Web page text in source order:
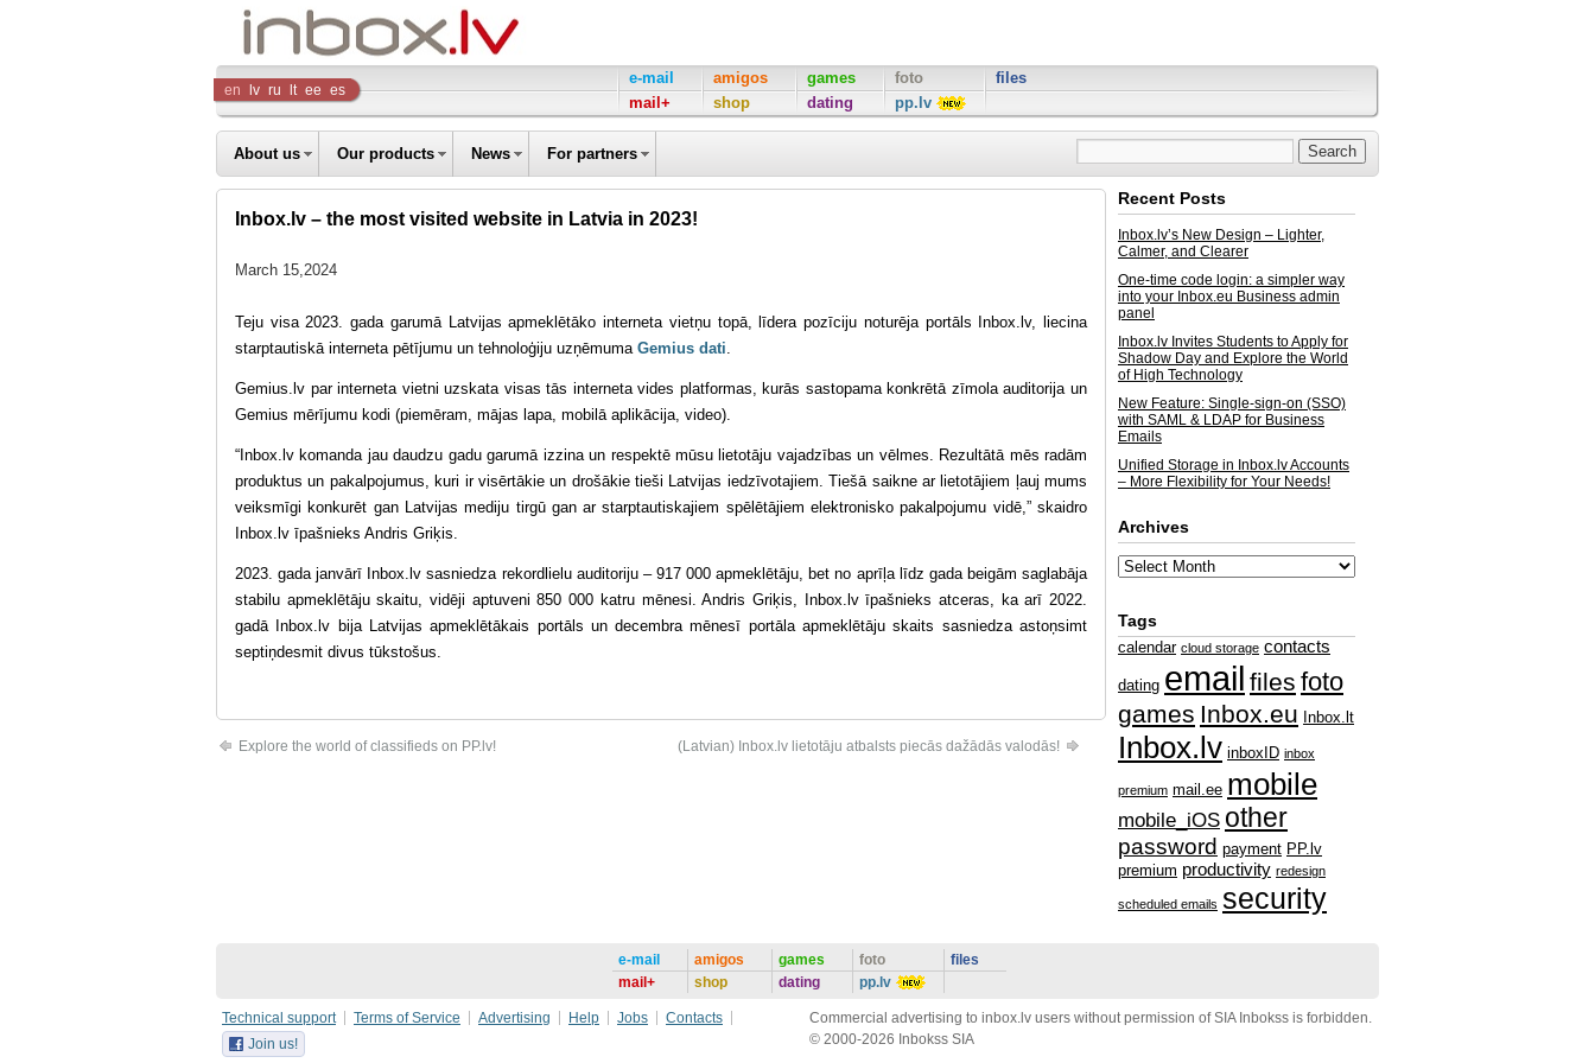
Inbox
Company
en lv ru lt ee es
e-mail
mail+
amigos
shop
games
dating
foto
pp.lv
files
About us Our products News For partners
Inbox.lv – the most visited website in Latvia in 2023!
March 15,2024
Teju visa 2023. gada garumā Latvijas apmeklētāko interneta vietņu topā, līdera pozīciju noturēja portāls Inbox.lv, liecina
starptautiskā interneta pētījumu un tehnoloģiju uzņēmuma Gemius dati.
Gemius.lv par interneta vietni uzskata visas tās interneta vides platformas, kurās sastopama konkrētā zīmola auditorija un
Gemius mērījumu kodi (piemēram, mājas lapa, mobilā aplikācija, video).
“Inbox.lv komanda jau daudzu gadu garumā izzina un respektē mūsu lietotāju vajadzības un vēlmes. Rezultātā mēs radām
produktus un pakalpojumus, kuri ir visērtākie un drošākie tieši Latvijas iedzīvotajiem. Tiešā saikne ar lietotājiem ļauj mums
veiksmīgi konkurēt gan Latvijas mediju tirgū gan ar starptautiskajiem spēlētājiem elektronisko pakalpojumu vidē,” skaidro
Inbox.lv īpašnieks Andris Griķis.
2023. gada janvārī Inbox.lv sasniedza rekordlielu auditoriju – 917 000 apmeklētāju, bet no aprīļa līdz gada beigām saglabāja
stabilu apmeklētāju skaitu, vidēji aptuveni 850 000 katru mēnesi. Andris Griķis, Inbox.lv īpašnieks atceras, ka arī 2022.
gadā Inbox.lv bija Latvijas apmeklētākais portāls un decembra mēnesī portāla apmeklētāju skaits sasniedza astoņsimt
septiņdesmit divus tūkstošus.
Explore the world of classifieds on PP.lv! (Latvian) Inbox.lv lietotāju atbalsts piecās dažādās valodās!
Recent Posts
Inbox.lv’s New Design – Lighter,
Calmer, and Clearer
One-time code login: a simpler way
into your Inbox.eu Business admin
panel
Inbox.lv Invites Students to Apply for
Shadow Day and Explore the World
of High Technology
New Feature: Single-sign-on (SSO)
with SAML & LDAP for Business
Emails
Unified Storage in Inbox.lv Accounts
– More Flexibility for Your Needs!
Archives
Tags
calendar cloud storage contacts
dating email files foto
games Inbox.eu Inbox.lt
Inbox.lv inboxID inbox
premium mail.ee mobile
mobile_iOS other
password payment PP.lv
premium productivity redesign
scheduled emails security
e-mail
mail+
amigos
shop
games
dating
foto
pp.lv
files
Technical support Terms of Service Advertising Help Jobs
Contacts
Join us!
Commercial advertising to inbox.lv users without permission of SIA Inbokss is forbidden.
© 2000-2026 Inbokss SIA